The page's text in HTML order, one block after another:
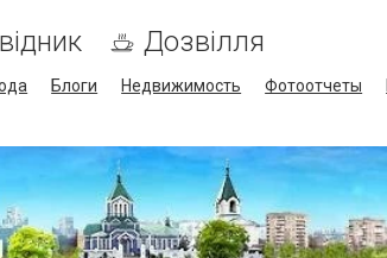
Дозвілля
Блоги Недвижимость Фотоотчеты